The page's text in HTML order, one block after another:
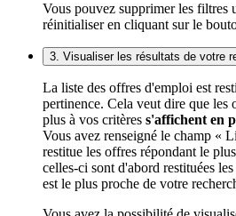
Vous pouvez supprimer les filtres
réinitialiser en cliquant sur le
3. Visualiser les résultats de votre
La liste des offres d'emploi est
pertinence. Cela veut dire que les
plus à vos critères s'affichent en
Vous avez renseigné le champ «
restitue les offres répondant le
celles-ci sont d'abord restituées
est le plus proche de votre